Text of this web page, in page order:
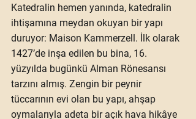
Katedralin hemen yanında, katedralin
ihtişamına meydan okuyan bir yapı
duruyor: Maison Kammerzell . İlk olarak
1427’de inşa edilen bu bina, 16.
yüzyılda bugünkü Alman Rönesansı
tarzını almış. Zengin bir peynir
tüccarının evi olan bu yapı, ahşap
oymalarıyla adeta bir açık hava hikâye